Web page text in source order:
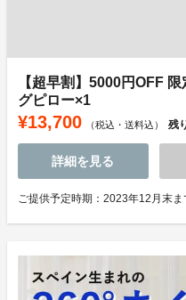
【超早割】5000円OFF
グピロー×1
¥13,700 （税込・送料込） 残
詳細を見る
ご提供予定時期：2023年12月末ま